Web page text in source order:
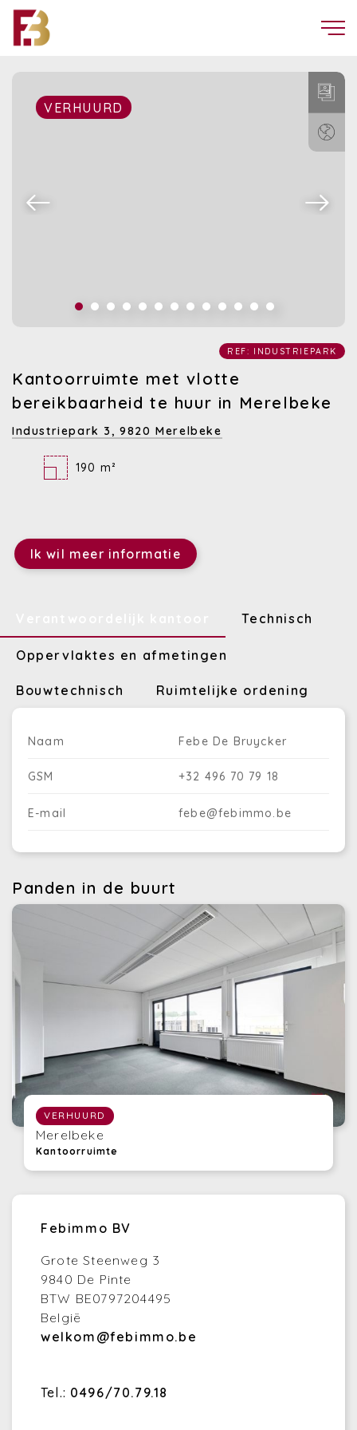
VERHUURD
REF: INDUSTRIEPARK
Kantoorruimte met vlotte
bereikbaarheid te huur in Merelbeke
Industriepark 3,9820 Merelbeke
190 m²
Ik wil meer informatie
Technisch
Oppervlaktes en afmetingen
Bouwtechnisch Ruimtelijke ordening
Naam Febe De Bruycker
GSM +32 496 70 79 18
E-mail febe@febimmo.be
Panden in de buurt
VERHUURD
Merelbeke
Kantoorruimte
Febimmo BV
Grote Steenweg 3
9840 De Pinte
BTW BE0797204495
België
welkom@febimmo.be
Tel.: 0496/70.79.18